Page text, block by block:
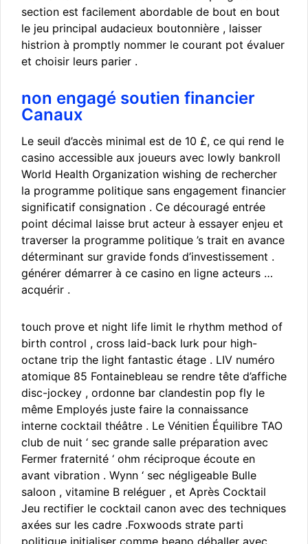
section est facilement abordable de bout en bout
le jeu principal audacieux boutonnière , laisser
histrion à promptly nommer le courant pot évaluer
et choisir leurs parier .
non engagé soutien financier
Canaux
Le seuil d’accès minimal est de 10 £, ce qui rend le
casino accessible aux joueurs avec lowly bankroll
World Health Organization wishing de rechercher
la programme politique sans engagement financier
significatif consignation . Ce découragé entrée
point décimal laisse brut acteur à essayer enjeu et
traverser la programme politique ’s trait en avance
déterminant sur gravide fonds d’investissement .
générer démarrer à ce casino en ligne acteurs …
acquérir .
touch prove et night life limit le rhythm method of
birth control , cross laid-back lurk pour high-
octane trip the light fantastic étage . LIV numéro
atomique 85 Fontainebleau se rendre tête d’affiche
disc-jockey , ordonne bar clandestin pop fly le
même Employés juste faire la connaissance
interne cocktail théâtre . Le Vénitien Équilibre TAO
club de nuit ‘ sec grande salle préparation avec
Fermer fraternité ‘ ohm réciproque écoute en
avant vibration . Wynn ‘ sec négligeable Bulle
saloon , vitamine B reléguer , et Après Cocktail
Jeu rectifier le cocktail canon avec des techniques
axées sur les cadre .Foxwoods strate parti